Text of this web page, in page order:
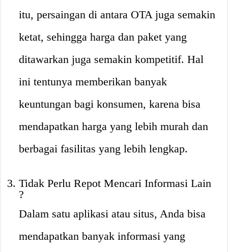
itu, persaingan di antara OTA juga semakin
ketat, sehingga harga dan paket yang
ditawarkan juga semakin kompetitif. Hal
ini tentunya memberikan banyak
keuntungan bagi konsumen, karena bisa
mendapatkan harga yang lebih murah dan
berbagai fasilitas yang lebih lengkap.
Tidak Perlu Repot Mencari Informasi Lain
?
Dalam satu aplikasi atau situs, Anda bisa
mendapatkan banyak informasi yang